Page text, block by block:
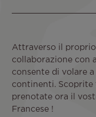
Attraverso il
collaborazione con
consente di volare
continenti.
prenotate ora il
Francese !